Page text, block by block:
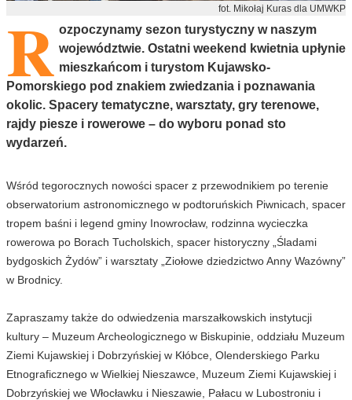
fot. Mikołaj Kuras dla UMWKP
R ozpoczynamy sezon turystyczny w naszym
województwie. Ostatni weekend kwietnia upłynie
mieszkańcom i turystom Kujawsko-
Pomorskiego pod znakiem zwiedzania i poznawania
okolic. Spacery tematyczne, warsztaty, gry terenowe,
rajdy piesze i rowerowe – do wyboru ponad sto
wydarzeń.
Wśród tegorocznych nowości spacer z przewodnikiem po terenie
obserwatorium astronomicznego w podtoruńskich Piwnicach, spacer
tropem baśni i legend gminy Inowrocław, rodzinna wycieczka
rowerowa po Borach Tucholskich, spacer historyczny „Śladami
bydgoskich Żydów” i warsztaty „Ziołowe dziedzictwo Anny Wazówny”
w Brodnicy.
Zapraszamy także do odwiedzenia marszałkowskich instytucji
kultury – Muzeum Archeologicznego w Biskupinie, oddziału Muzeum
Ziemi Kujawskiej i Dobrzyńskiej w Kłóbce, Olenderskiego Parku
Etnograficznego w Wielkiej Nieszawce, Muzeum Ziemi Kujawskiej i
Dobrzyńskiej we Włocławku i Nieszawie, Pałacu w Lubostroniu i